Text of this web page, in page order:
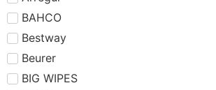
BAHCO
Bestway
Beurer
BIG WIPES